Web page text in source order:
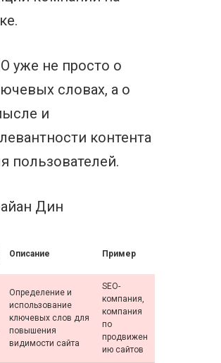
уже не просто о
словах, а о
и
контента
пользователей.
Дин
Описание Пример
Определение и
использование
ключевых слов для
повышения
видимости сайта
SEO-
компания,
компания
по
продвижен
ию сайтов